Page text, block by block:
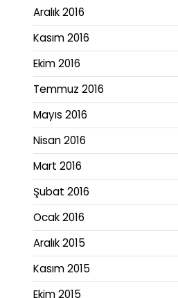
Aralık 2016
Kasım 2016
Ekim 2016
Temmuz 2016
Mayıs 2016
Nisan 2016
Mart 2016
Şubat 2016
Ocak 2016
Aralık 2015
Kasım 2015
Ekim 2015